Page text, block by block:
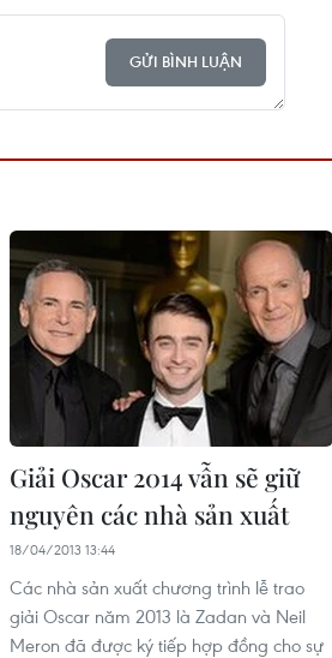
GỬI BÌNH LUẬN
Giải Oscar 2014 vẫn sẽ giữ
nguyên các nhà sản xuất
18/04/2013 13:44
Các nhà sản xuất chương trình lễ trao
giải Oscar năm 2013 là Zadan và Neil
Meron đã được ký tiếp hợp đồng cho sự